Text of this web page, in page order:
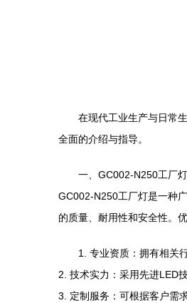
在现代工业生产与日常
全面的介绍与指导。
一、GC002-N250工厂
GC002-N250工厂灯是一种
的质量、耐用性和安全性。
1. 专业资质：拥有相关
2. 技术实力：采用先进LED
3. 定制服务：可根据客户需